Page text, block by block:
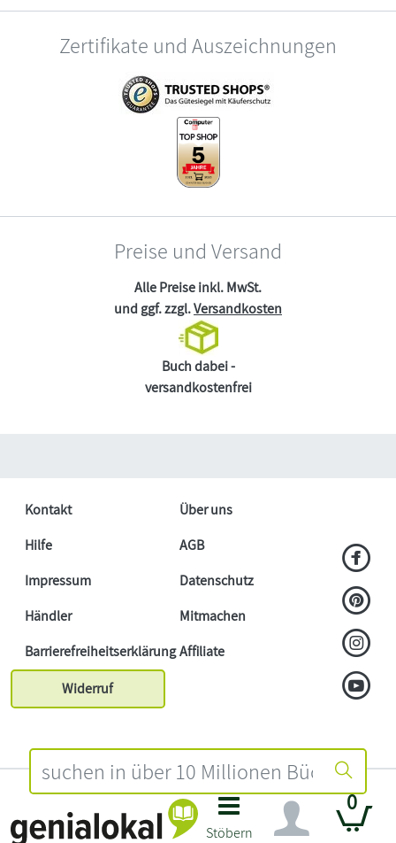
Stöbern
0
Zertifikate und Auszeichnungen
Preise und Versand
Alle Preise inkl. MwSt.
und ggf. zzgl.Versandkosten
Buch dabei -
versandkostenfrei
Kontakt
Über uns
Hilfe
AGB
Impressum
Datenschutz
Händler
Mitmachen
BarrierefreiheitserklärungAffiliate
Widerruf